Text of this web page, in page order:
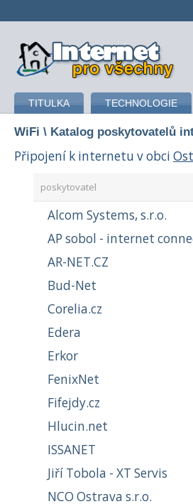
připojení k internetu
TITULKA TECHNOLOGIE
WiFi \ Katalog poskytovatelů
Připojení k internetu v obci
poskytovatel
Alcom Systems, s.r.o.
AP sobol - internet
AR-NET.CZ
Bud-Net
Corelia.cz
Edera
Erkor
FenixNet
Fifejdy.cz
Hlucin.net
ISSANET
Jiří Tobola - XT Servis
NCO Ostrava s.r.o.